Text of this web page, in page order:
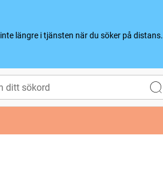
längre i tjänsten när du söker på distans.